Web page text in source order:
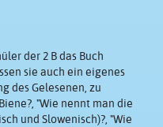
der 2 B das Buch
sie auch ein eigenes
des Gelesenen, zu
"Wie nennt man die
und Slowenisch)?, "Wie